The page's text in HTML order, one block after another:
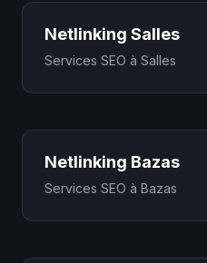
Netlinking Salles
Services SEO à Salles
Netlinking Bazas
Services SEO à Bazas